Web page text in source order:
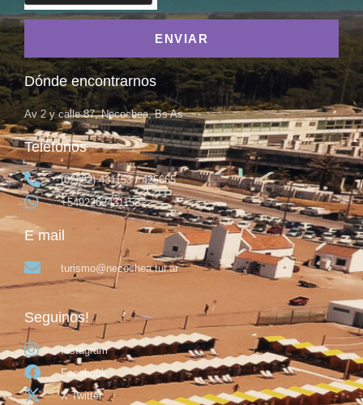
ENVIAR
Dónde encontrarnos
Av 2 y calle 87, Necochea, Bs As
Teléfonos
(02262) 431153 / 425665
+5492262431153
E mail
turismo@necochea.tur.ar
Seguinos!
Instagram
Facebook
X Twitter